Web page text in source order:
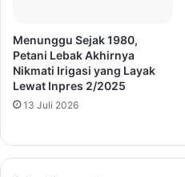
Menunggu Sejak 1980,
Petani Lebak Akhirnya
Nikmati Irigasi yang Layak
Lewat Inpres 2/2025
13 Juli 2026